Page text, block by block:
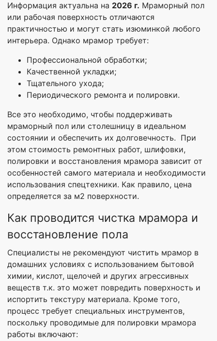
Информация актуальна на 2026 г. Мраморный пол
или рабочая поверхность отличаются
практичностью и могут стать изюминкой любого
интерьера. Однако мрамор требует:
Профессиональной обработки;
Качественной укладки;
Тщательного ухода;
Периодического ремонта и полировки.
Все это необходимо, чтобы поддерживать
мраморный пол или столешницу в идеальном
состоянии и обеспечить их долговечность. При
этом стоимость ремонтных работ, шлифовки,
полировки и восстановления мрамора зависит от
особенностей самого материала и необходимости
использования спецтехники. Как правило, цена
определяется за м2 поверхности.
Как проводится чистка мрамора и
восстановление пола
Специалисты не рекомендуют чистить мрамор в
домашних условиях с использованием бытовой
химии, кислот, щелочей и других агрессивных
веществ т.к. это может повредить поверхность и
испортить текстуру материала. Кроме того,
процесс требует специальных инструментов,
поскольку проводимые для полировки мрамора
работы включают: